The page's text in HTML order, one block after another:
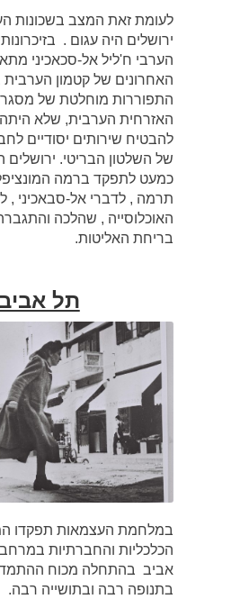
לעומת זאת המצב בשכונות
ירושלים היה עגום .
הערבי ח'ליל אל-סכאכיני
האחרונים של קטמון
התפוררות מוחלטת של
האזרחית הערבית, שלא
להבטיח שירותים יסודיים
של השלטון הבריטי.
כמעט לתפקד ברמה
תרמה , לדברי אל-סבאכיני ,
האוכלוסייה , שהלכה
בריחת האליטות.
תל אביב
במלחמת העצמאות תפקדו
הכלכליות והחברתיות
אביב בהתחלה מכוח
בתנופה רבה ובתושייה רבה.